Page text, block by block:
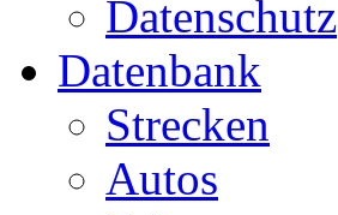
Datenschutz
Datenbank
Strecken
Autos